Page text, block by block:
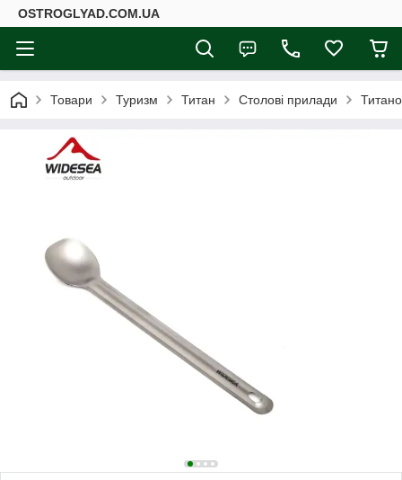
ОSTROGLYAD.СOM.UA
Товари Туризм Титан Столові прилади